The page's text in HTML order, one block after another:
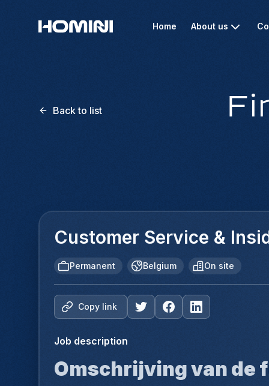
Home About us
Back to list
Customer Service &
Permanent Belgium On site
Copy link
Job description
Omschrijving van de